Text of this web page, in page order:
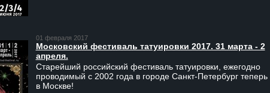
01 февраля 2017
Московский фестиваль татуировки 2017. 31 марта - 2
апреля.
Старейший российский фестиваль татуировки, ежегодно
проводимый с 2002 года в городе Санкт-Петербург теперь
в Москве!